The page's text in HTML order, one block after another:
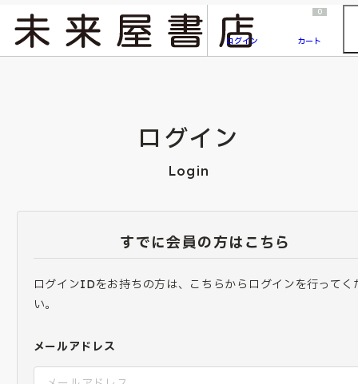
『ONE PIECE magazine 021 ONE PIECEカード付き同梱版』発売延期のご案内
ログイン
0
カート
ログイン
Login
すでに会員の方はこちら
ログインIDをお持ちの方は、こちらからログインを行ってく
い。
メールアドレス